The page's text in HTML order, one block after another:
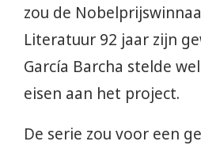
zou de
Literatuur 92 jaar zijn
García Barcha stelde
eisen aan het project.
De serie zou voor een